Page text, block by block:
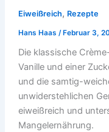
Eiweißreich, Rezepte
Hans Haas /Februar 3,
Die klassische
Vanille und einer
und die samtig-
unwiderstehlichen
eiweißreich und
Mangelernährung.